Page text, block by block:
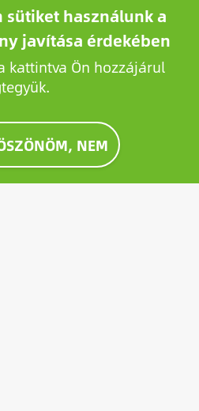
adataiból válogatja le és
megbízhatóságuk
alapján.
sütiket használunk a
javítása érdekében
kattintva Ön hozzájárul
NEM